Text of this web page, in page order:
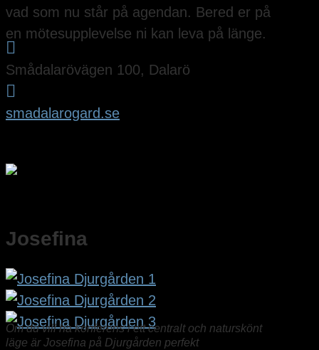
vad som nu står på agendan. Bered er på
en mötesupplevelse ni kan leva på länge.

Smådalarövägen 100, Dalarö

smadalarogard.se
Josefina
Om du vill ha konferens i ett centralt och naturskönt
läge är Josefina på Djurgården perfekt